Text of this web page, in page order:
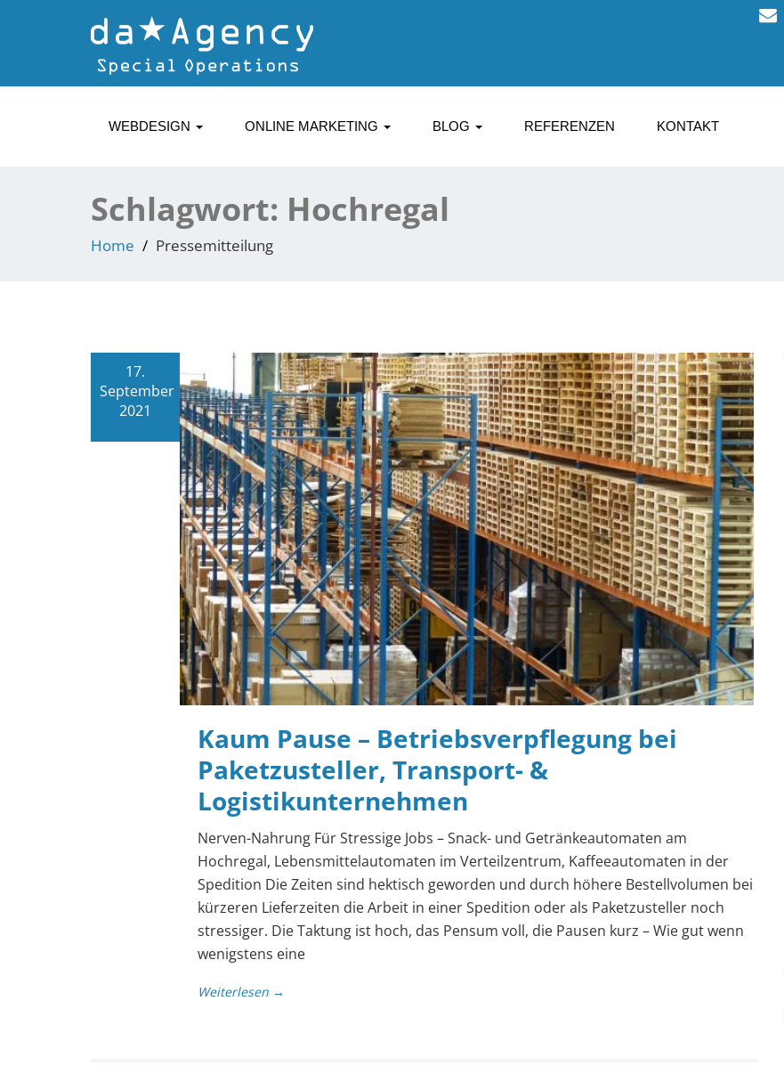
WEBDESIGN ONLINE MARKETING BLOG REFERENZEN KONTAKT
Schlagwort: Hochregal
Home Pressemitteilung
17.
September
2021
Kaum Pause – Betriebsverpflegung bei
Paketzusteller, Transport- &
Logistikunternehmen
Nerven-Nahrung Für Stressige Jobs – Snack- und Getränkeautomaten am
Hochregal, Lebensmittelautomaten im Verteilzentrum, Kaffeeautomaten in der
Spedition Die Zeiten sind hektisch geworden und durch höhere Bestellvolumen bei
kürzeren Lieferzeiten die Arbeit in einer Spedition oder als Paketzusteller noch
stressiger. Die Taktung ist hoch, das Pensum voll, die Pausen kurz – Wie gut wenn
wenigstens eine
Weiterlesen →